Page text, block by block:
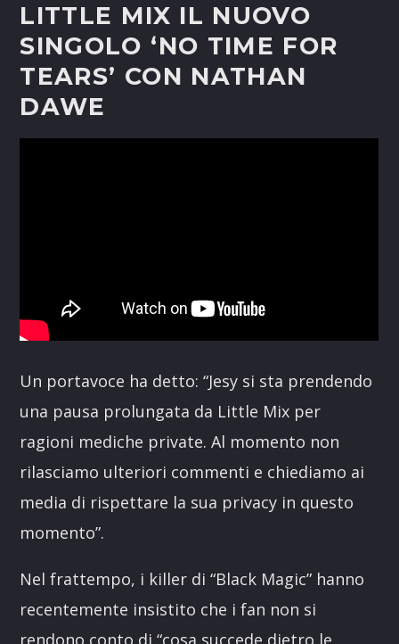
LITTLE MIX IL NUOVO
SINGOLO ‘NO TIME FOR
TEARS’ CON NATHAN
DAWE
Un portavoce ha detto: “Jesy si sta prendendo
una pausa prolungata da Little Mix per
ragioni mediche private. Al momento non
rilasciamo ulteriori commenti e chiediamo ai
media di rispettare la sua privacy in questo
momento”.
Nel frattempo, i killer di “Black Magic” hanno
recentemente insistito che i fan non si
rendono conto di “cosa succede dietro le